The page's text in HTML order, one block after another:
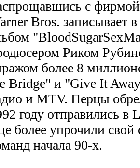
с фирмой
Bros. записывает
Риком
более 8
Bridge" и "Give It
и MTV. Перцы
году отправились в
более упрочили свой
начала 90-х.